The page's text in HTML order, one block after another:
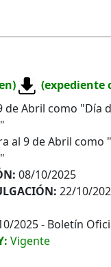
(expediente
de Abril como "Día
al 9 de Abril como
08/10/2025
22/10/
2025 - Boletín
Vigente